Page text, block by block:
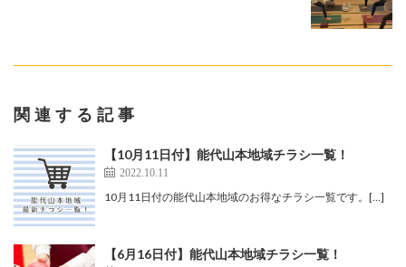
関連する記事
【10月11日付】能代山本地域チラシ一覧！
2022.10.11
10月11日付の能代山本地域のお得なチラシ一覧です。[…]
【6月16日付】能代山本地域チラシ一覧！